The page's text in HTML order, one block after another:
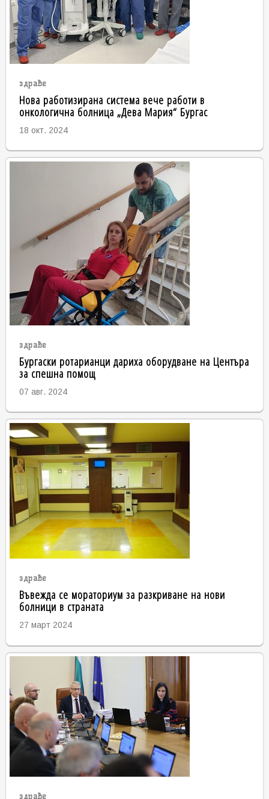
здраве
Нова работизирана система вече работи в
онкологична болница „Дева Мария“ Бургас
18 окт. 2024
здраве
Бургаски ротарианци дариха оборудване на Центъра
за спешна помощ
07 авг. 2024
здраве
Въвежда се мораториум за разкриване на нови
болници в страната
27 март 2024
здраве